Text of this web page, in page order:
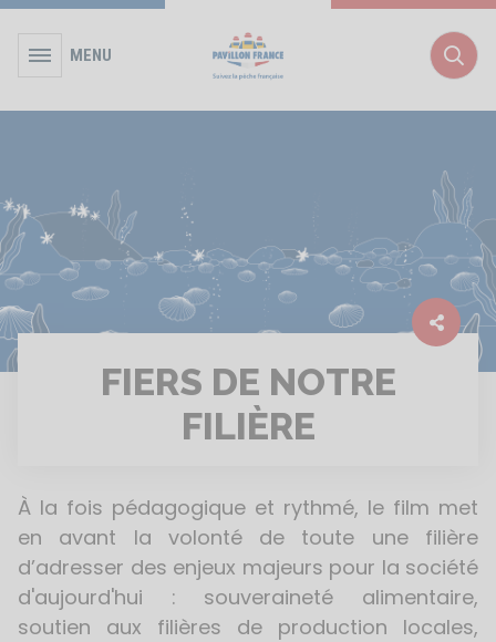
MENU
FIERS DE NOTRE
FILIÈRE
À la fois pédagogique et rythmé, le film met
en avant la volonté de toute une filière
d’adresser des enjeux majeurs pour la société
d'aujourd'hui : souveraineté alimentaire,
soutien aux filières de production locales,